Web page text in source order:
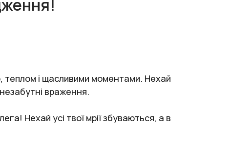
і щасливими моментами. Нехай
враження.
Нехай усі твої мрії збуваються, а в